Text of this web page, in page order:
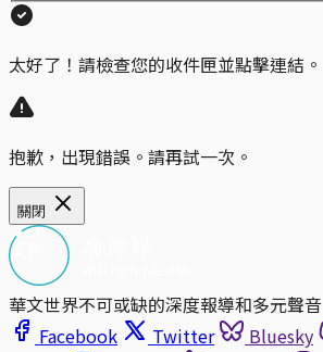
太好了！請檢查您的收件匣並點擊連結。
抱歉，出現錯誤。請再試一次。
關閉
華文世界不可或缺的深度報導和多元聲音
Facebook
Twitter Bluesky